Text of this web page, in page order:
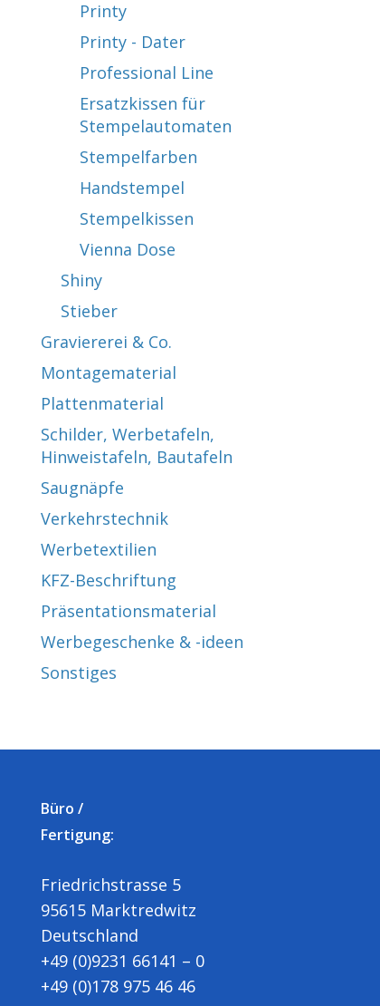
Printy
Printy - Dater
Professional Line
Ersatzkissen für
Stempelautomaten
Stempelfarben
Handstempel
Stempelkissen
Vienna Dose
Shiny
Stieber
Graviererei & Co.
Montagematerial
Plattenmaterial
Schilder, Werbetafeln,
Hinweistafeln, Bautafeln
Saugnäpfe
Verkehrstechnik
Werbetextilien
KFZ-Beschriftung
Präsentationsmaterial
Werbegeschenke & -ideen
Sonstiges
Büro /
Fertigung:
Friedrichstrasse 5
95615 Marktredwitz
Deutschland
+49 (0)9231 66141 – 0
+49 (0)178 975 46 46